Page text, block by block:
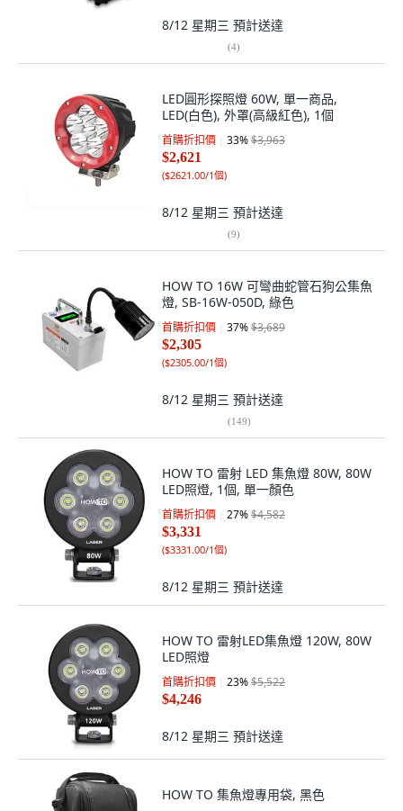
8/12 星期三 預計送達
(4)
LED圓形探照燈 60W, 單一商品,
LED(白色), 外罩(高級紅色), 1個
首購折扣價 33%$3,963
$2,621
($2621.00/1個)
8/12 星期三 預計送達
(9)
HOW TO 16W 可彎曲蛇管石狗公集魚
燈, SB-16W-050D, 綠色
首購折扣價 37%$3,689
$2,305
($2305.00/1個)
8/12 星期三 預計送達
(149)
HOW TO 雷射 LED 集魚燈 80W, 80W
LED照燈, 1個, 單一顏色
首購折扣價 27%$4,582
$3,331
($3331.00/1個)
8/12 星期三 預計送達
HOW TO 雷射LED集魚燈 120W, 80W
LED照燈
首購折扣價 23%$5,522
$4,246
8/12 星期三 預計送達
HOW TO 集魚燈專用袋, 黑色